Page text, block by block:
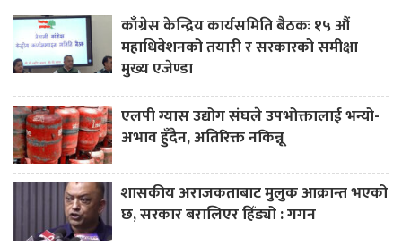
काँग्रेस केन्द्रिय कार्यसमिति बैठकः १५ औं
महाधिवेशनको तयारी र सरकारको समीक्षा
मुख्य एजेण्डा
एलपी ग्यास उद्योग संघले उपभोक्तालाई भन्यो-
अभाव हुँदैन, अतिरिक्त नकिन्नू
शासकीय अराजकताबाट मुलुक आक्रान्त भएको
छ, सरकार बरालिएर हिँड्यो : गगन